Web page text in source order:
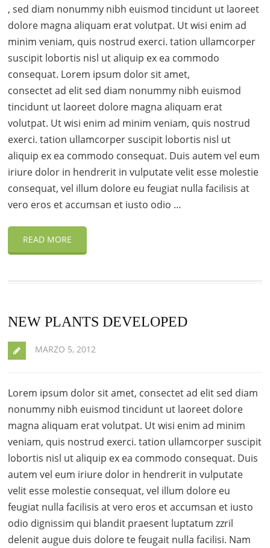
, sed diam nonummy nibh euismod tincidunt ut laoreet
dolore magna aliquam erat volutpat. Ut wisi enim ad
minim veniam, quis nostrud exerci. tation ullamcorper
suscipit lobortis nisl ut aliquip ex ea commodo
consequat. Lorem ipsum dolor sit amet,
consectet ad elit sed diam nonummy nibh euismod
tincidunt ut laoreet dolore magna aliquam erat
volutpat. Ut wisi enim ad minim veniam, quis nostrud
exerci. tation ullamcorper suscipit lobortis nisl ut
aliquip ex ea commodo consequat. Duis autem vel eum
iriure dolor in hendrerit in vulputate velit esse molestie
consequat, vel illum dolore eu feugiat nulla facilisis at
vero eros et accumsan et iusto odio …
READ MORE
NEW PLANTS DEVELOPED
MARZO 5, 2012
Lorem ipsum dolor sit amet, consectet ad elit sed diam
nonummy nibh euismod tincidunt ut laoreet dolore
magna aliquam erat volutpat. Ut wisi enim ad minim
veniam, quis nostrud exerci. tation ullamcorper suscipit
lobortis nisl ut aliquip ex ea commodo consequat. Duis
autem vel eum iriure dolor in hendrerit in vulputate
velit esse molestie consequat, vel illum dolore eu
feugiat nulla facilisis at vero eros et accumsan et iusto
odio dignissim qui blandit praesent luptatum zzril
delenit augue duis dolore te feugait nulla facilisi. Nam